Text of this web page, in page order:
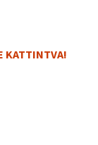
KATTINTVA!